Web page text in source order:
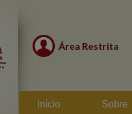
Área Restrita
Início Sobre